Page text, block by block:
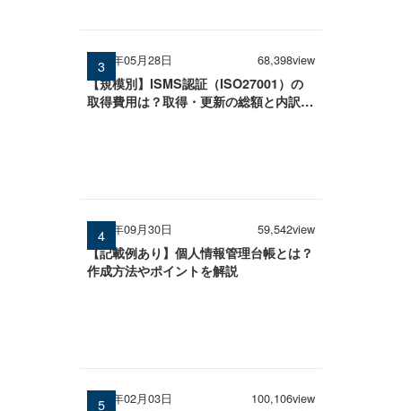
2026年05月28日 68,398view
【規模別】ISMS認証（ISO27001）の
取得費用は？取得・更新の総額と内訳を
2025年09月30日 59,542view
【記載例あり】個人情報管理台帳とは？
作成方法やポイントを解説
2026年02月03日 100,106view